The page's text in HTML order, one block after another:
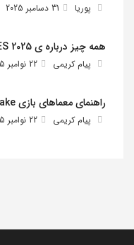
پوریا 31 دسامبر 2025
همه چیز درباره ی EFootball PES 2025
پیام کریمی 22 نوامبر 2025
راهنمای معماهای بازی Silent Hill 2 Remake
پیام کریمی 22 نوامبر 2025